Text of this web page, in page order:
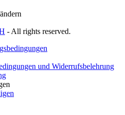
- All rights reserved.
und Widerrufsbelehrung